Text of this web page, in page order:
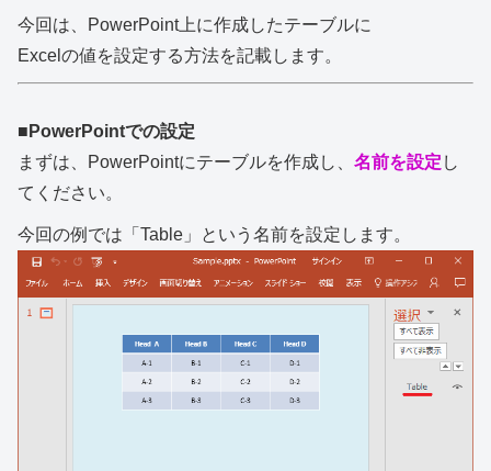
今回は、PowerPoint上に作成したテーブルに
Excelの値を設定する方法を記載します。
■PowerPointでの設定
まずは、PowerPointにテーブルを作成し、 名前を設定 し
てください。
今回の例では「Table」という名前を設定します。